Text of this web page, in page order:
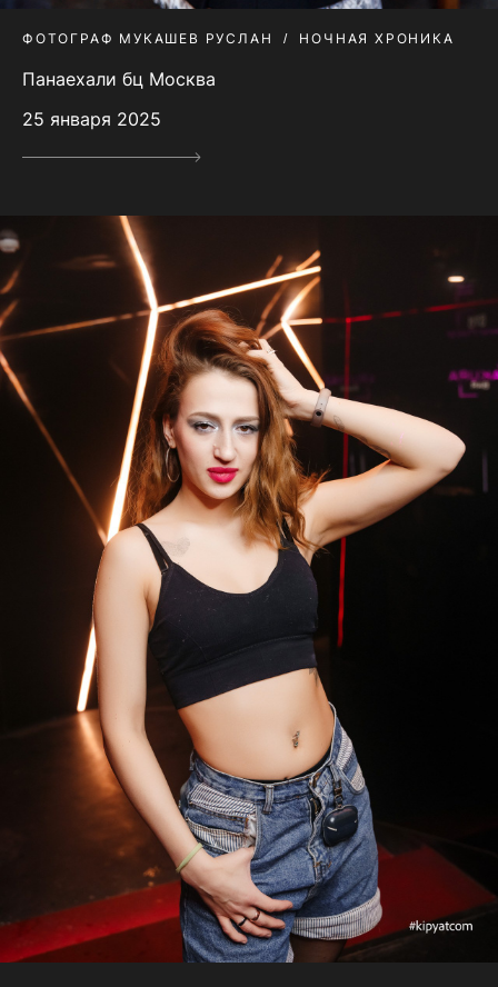
ФОТОГРАФ МУКАШЕВ РУСЛАН НОЧНАЯ ХРОНИКА
Панаехали бц Москва
25 января 2025